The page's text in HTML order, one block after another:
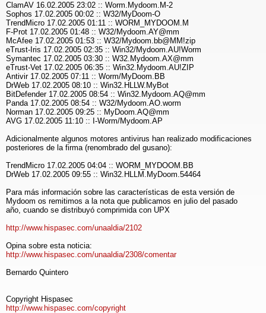
ClamAV 16.02.2005 23:02 :: Worm.Mydoom.M-2
Sophos 17.02.2005 00:02 :: W32/MyDoom-O
TrendMicro 17.02.2005 01:11 :: WORM_MYDOOM.M
F-Prot 17.02.2005 01:48 :: W32/Mydoom.AY@mm
McAfee 17.02.2005 01:53 :: W32/Mydoom.bb@MM!zip
eTrust-Iris 17.02.2005 02:35 :: Win32/Mydoom.AU!Worm
Symantec 17.02.2005 03:30 :: W32.Mydoom.AX@mm
eTrust-Vet 17.02.2005 06:35 :: Win32.Mydoom.AU!ZIP
Antivir 17.02.2005 07:11 :: Worm/MyDoom.BB
DrWeb 17.02.2005 08:10 :: Win32.HLLW.MyBot
BitDefender 17.02.2005 08:54 :: Win32.Mydoom.AQ@mm
Panda 17.02.2005 08:54 :: W32/Mydoom.AO.worm
Norman 17.02.2005 09:25 :: MyDoom.AQ@mm
AVG 17.02.2005 11:10 :: I-Worm/Mydoom.AP
Adicionalmente algunos motores antivirus han realizado modificaciones
posteriores de la firma (renombrado del gusano):
TrendMicro 17.02.2005 04:04 :: WORM_MYDOOM.BB
DrWeb 17.02.2005 09:55 :: Win32.HLLM.MyDoom.54464
Para más información sobre las características de esta versión de
Mydoom os remitimos a la nota que publicamos en julio del pasado
año, cuando se distribuyó comprimida con UPX
http://www.hispasec.com/unaaldia/2102
Opina sobre esta noticia:
http://www.hispasec.com/unaaldia/2308/comentar
Bernardo Quintero
Copyright Hispasec
http://www.hispasec.com/copyright